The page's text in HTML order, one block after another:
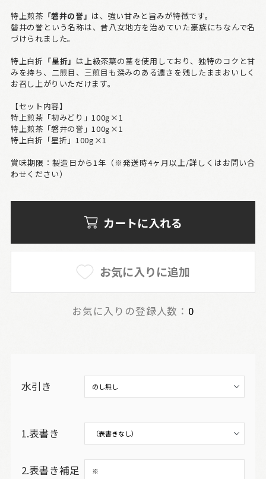
特上煎茶 「磐井の誉」 は、強い甘みと旨みが特徴です。
磐井の誉という名称は、昔八女地方を治めていた豪族にちなんで名
づけられました。
特上白折 「星折」 は上級茶葉の茎を使用しており、独特のコクと甘
みを持ち、二煎目、三煎目も深みのある濃さを残したままおいしく
お召し上がりいただけます。
【セット内容】
特上煎茶「初みどり」100g×1
特上煎茶「磐井の誉」100g×1
特上白折「星折」100g×1
賞味期限：製造日から1年（※発送時4ヶ月以上/詳しくはお問い合
わせください）
カートに入れる
お気に入りに追加
お気に入りの登録人数： 0
水引き
1.表書き
2.表書き補足